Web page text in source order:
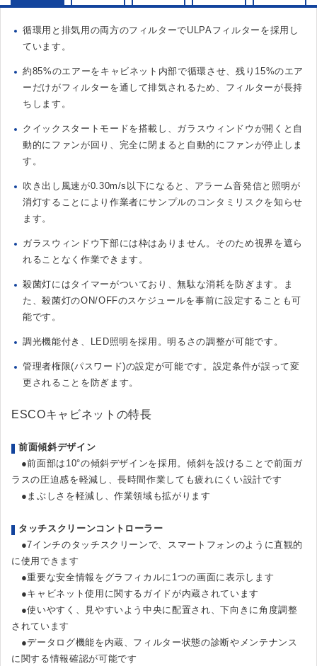
循環用と排気用の両方のフィルターでULPAフィルターを採用し
ています。
約85%のエアーをキャビネット内部で循環させ、残り15%のエア
ーだけがフィルターを通して排気されるため、フィルターが長持
ちします。
クイックスタートモードを搭載し、ガラスウィンドウが開くと自
動的にファンが回り、完全に閉まると自動的にファンが停止しま
す。
吹き出し風速が0.30m/s以下になると、アラーム音発信と照明が
消灯することにより作業者にサンプルのコンタミリスクを知らせ
ます。
ガラスウィンドウ下部には枠はありません。そのため視界を遮ら
れることなく作業できます。
殺菌灯にはタイマーがついており、無駄な消耗を防ぎます。ま
た、殺菌灯のON/OFFのスケジュールを事前に設定することも可
能です。
調光機能付き、LED照明を採用。明るさの調整が可能です。
管理者権限(パスワード)の設定が可能です。設定条件が誤って変
更されることを防ぎます。
ESCOキャビネットの特長
前面傾斜デザイン
●前面部は10°の傾斜デザインを採用。傾斜を設けることで前面ガ
ラスの圧迫感を軽減し、長時間作業しても疲れにくい設計です
●まぶしさを軽減し、作業領域も拡がります
タッチスクリーンコントローラー
●7インチのタッチスクリーンで、スマートフォンのように直観的
に使用できます
●重要な安全情報をグラフィカルに1つの画面に表示します
●キャビネット使用に関するガイドが内蔵されています
●使いやすく、見やすいよう中央に配置され、下向きに角度調整
されています
●データログ機能を内蔵、フィルター状態の診断やメンテナンス
に関する情報確認が可能です